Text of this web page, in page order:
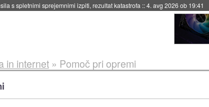
s spletnimi sprejemnimi izpiti, rezultat katastrofa ::4. avg 2026 ob 19:41
in internet» Pomoč pri opremi